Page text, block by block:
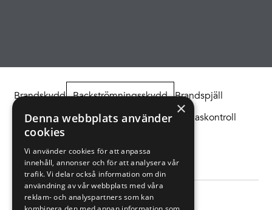
Brandskydd Backströmningsskydd Brandspjäll
Styrning och övervakningRESQUE Brandgaskontroll
Tillbehör
Filter på Certifikat
×
Denna webbplats använder
cookies
Vi använder cookies för att anpassa
innehåll, annonser och för att analysera vår
trafik. Vi delar också information om din
användning av vår webbplats med våra
reklam- och analyspartners som kan